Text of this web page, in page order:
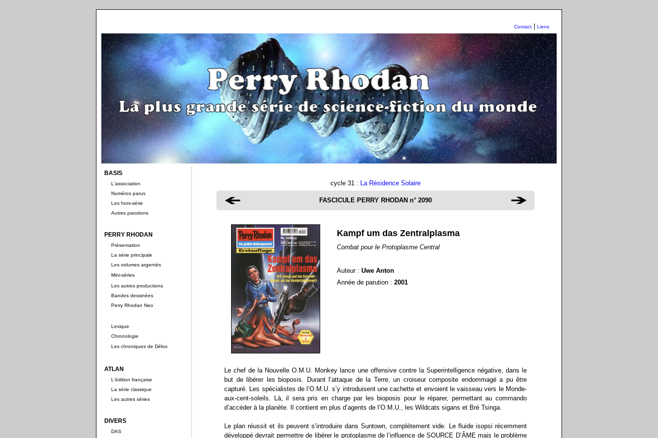
Contact Liens
BASIS
L'association
Numéros parus
Les hors-série
Autres parutions
PERRY RHODAN
Présentation
La série principale
Les volumes argentés
Mini-séries
Les autres productions
Bandes dessinées
Perry Rhodan Neo
Lexique
Chronologie
Les chroniques de Délos
ATLAN
L'édition française
La série classique
Les autres séries
DIVERS
DAS
cycle 31 : La Résidence Solaire
FASCICULE PERRY RHODAN n° 2090
Kampf um das Zentralplasma
Combat pour le Protoplasme Central
Auteur : Uwe Anton
Année de parution : 2001
Le chef de la Nouvelle O.M.U. Monkey lance une offensive contre la Superintelligence négative, dans le
but de libérer les bioposis. Durant l’attaque de la Terre, un croiseur composite endommagé a pu être
capturé. Les spécialistes de l’O.M.U. s’y introduisent une cachette et envoient le vaisseau vers le Monde-
aux-cent-soleils. Là, il sera pris en charge par les bioposis pour le réparer, permettant au commando
d’accéder à la planète. Il contient en plus d’agents de l’O.M.U., les Wildcats sigans et Bré Tsinga.
Le plan réussit et ils peuvent s’introduire dans Suntown, complètement vide. Le fluide isopsi récemment
développé devrait permettre de libérer le protoplasme de l’influence de SOURCE D’ÂME mais le problème